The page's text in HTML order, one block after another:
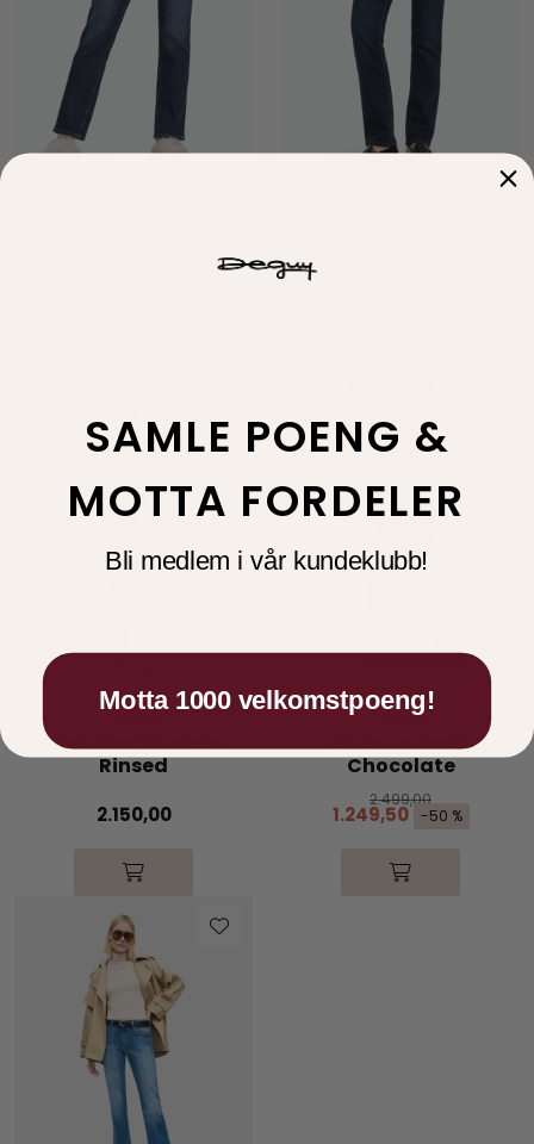
Piper long Modern
Rinsed
2.150,00
Cambio
Piper cropped
Chocolate
2.499,00
1.249,50 -50 %
SAMLE POENG &
MOTTA FORDELER
Bli medlem i vår kundeklubb!
Motta 1000 velkomstpoeng!